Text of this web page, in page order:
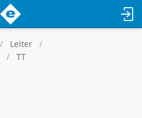
Leiter
TT